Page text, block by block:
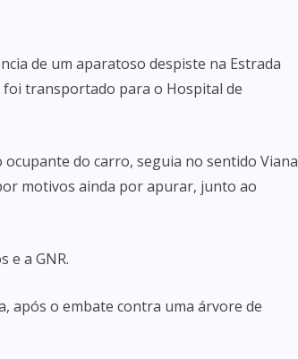
de um aparatoso despiste na Estrada
foi transportado para o Hospital de
ocupante do carro, seguia no sentido Viana
motivos ainda por apurar, junto ao
e a GNR.
após o embate contra uma árvore de